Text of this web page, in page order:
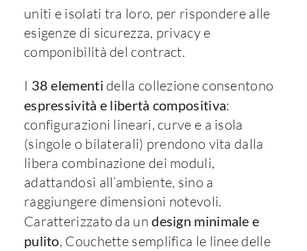
uniti e isolati tra loro, per rispondere alle
esigenze di sicurezza, privacy e
componibilità del contract.
I 38 elementi della collezione consentono
espressività e libertà compositiva:
configurazioni lineari, curve e a isola
(singole o bilaterali) prendono vita dalla
libera combinazione dei moduli,
adattandosi all’ambiente, sino a
raggiungere dimensioni notevoli.
Caratterizzato da undesign minimale e
pulito, Couchette semplifica le linee delle